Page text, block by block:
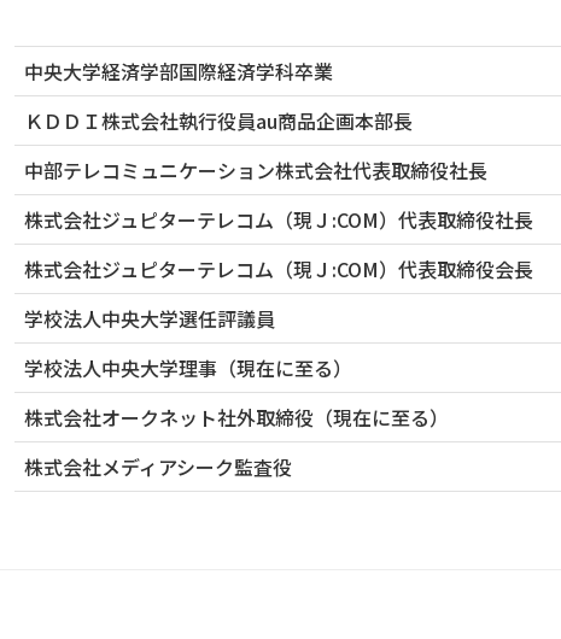
中央大学経済学部国際経済学科卒業
ＫＤＤＩ株式会社執行役員au商品企画本部長
中部テレコミュニケーション株式会社代表取締役社長
株式会社ジュピターテレコム（現Ｊ:COM）代表取締役社長
株式会社ジュピターテレコム（現Ｊ:COM）代表取締役会長
学校法人中央大学選任評議員
学校法人中央大学理事（現在に至る）
株式会社オークネット社外取締役（現在に至る）
株式会社メディアシーク監査役